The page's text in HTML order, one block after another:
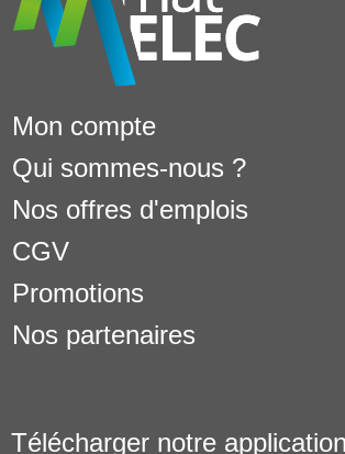
Mon compte
Qui sommes-nous ?
Nos offres d'emplois
CGV
Promotions
Nos partenaires
Télécharger notre application